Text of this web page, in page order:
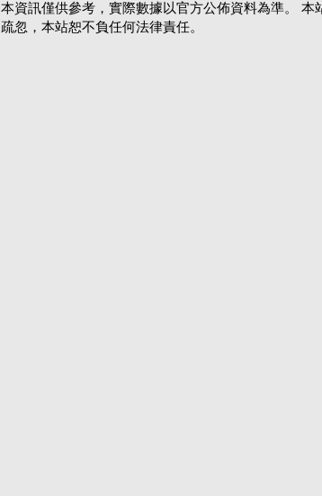
本資訊僅供參考，實際數據以官方公佈資料為準。
疏忽，本站恕不負任何法律責任。